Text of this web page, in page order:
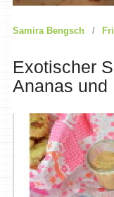
Samira Bengsch
Exotischer
Ananas und